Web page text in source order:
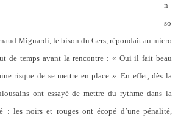
n
so
Mignardi, le bison du Gers, répondait au micro
de temps avant la rencontre : « Oui il fait beau
risque de se mettre en place ». En effet, dès la
ont essayé de mettre du rythme dans la
: les noirs et rouges ont écopé d’une pénalité,